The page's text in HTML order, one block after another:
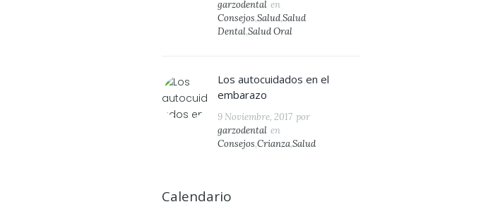
garzodental en
Consejos,Salud,Salud
Dental,Salud Oral
Los autocuidados en el
embarazo
9 Noviembre, 2017 por
garzodental en
Consejos,Crianza,Salud
Calendario